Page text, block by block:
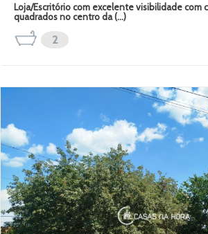
Loja/Escritório com excelente visibilidade com
quadrados no centro da (...)
2